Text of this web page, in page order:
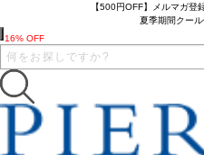
【500円OFF】メルマガ登
夏季期間クー
16% OFF